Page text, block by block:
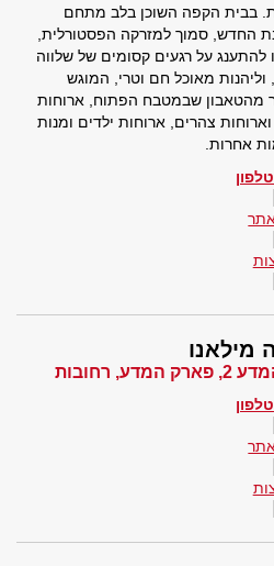
בבית הקפה השוכן בלב מתחם
החדש, סמוך למזרקה הפסטורלית,
להתענג על רגעים קסומים של שלווה
וליהנות מאוכל חם וטרי, המוגש
מהטאבון שבמטבח הפתוח, ארוחות
צהרים, ארוחות ילדים ומנות
אחרות.
מילאנו
פארק המדע, רחובות